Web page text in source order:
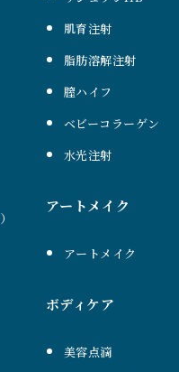
肌育注射
脂肪溶解注射
膣ハイフ
ベビーコラーゲン
水光注射
アートメイク
アートメイク
ボディケア
美容点滴